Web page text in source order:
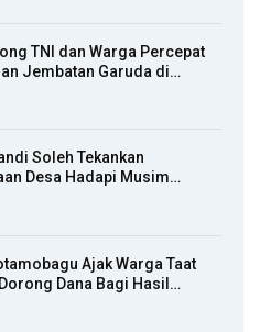
TNI dan Warga Percepat
Jembatan Garuda di…
Soleh Tekankan
Desa Hadapi Musim…
Ajak Warga Taat
Dana Bagi Hasil…